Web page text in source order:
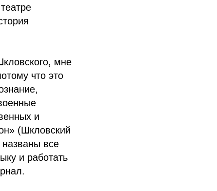
мне
что это
и
(Шкловский
все
и работать